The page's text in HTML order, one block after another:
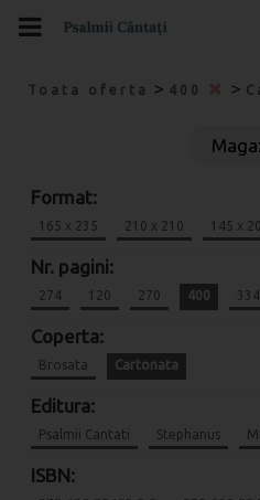
Toata oferta > 400 >
Format:
165 x 235 210 x 210 145 x
Nr. pagini:
274 120 270 400 334
Coperta:
Brosata Cartonata
Editura:
Psalmii Cantati Stephanus
ISBN: